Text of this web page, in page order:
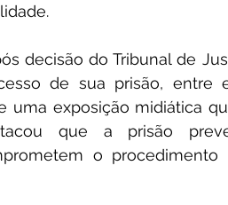
decisão do Tribunal de
de sua prisão, entre
uma exposição midiática
que a prisão
o procedimento